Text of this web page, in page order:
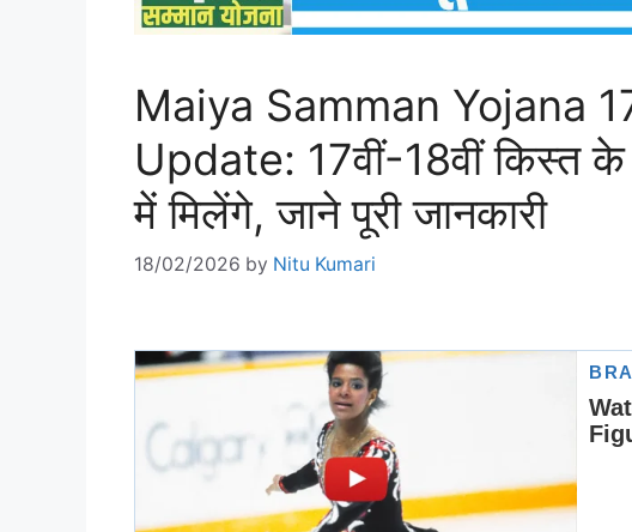
Maiya Samman Yojana
Update: 17वीं-18वीं
में मिलेंगे, जाने पूरी जानकारी
18/02/2026 by Nitu Kumari